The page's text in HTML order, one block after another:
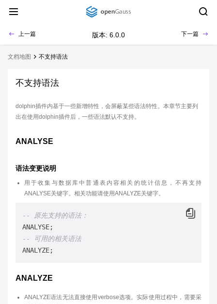
上一篇 版本: 6.0.0 下一篇
文档地图 不支持语法
不支持语法
dolphin插件内基于一些新增特性，会屏蔽某些语法特性。本章节主要列
出在使用dolphin插件后，一些语法默认不支持。
ANALYSE
语法变更说明
用于收集与数据库中普通表内容相关的统计信息，不再支持
ANALYSE关键字。相关功能请使用ANALYZE关键字。
-- 原先支持的语法：
-- 可用的相关语法
ANALYZE
ANALYZE语法无法直接使用verbose选项。实际使用过程中，需要采